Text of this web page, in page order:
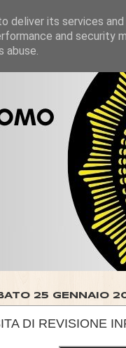
25 GENNAIO
DI REVISIONE
deliver its services
and security
abuse.